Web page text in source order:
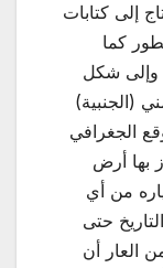
إلى كتابات
كما
وإلى شكل
(الجنبية)
الجغرافي
بها أرض
من أي
حتى
العار أن